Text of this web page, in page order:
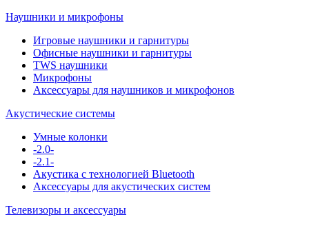
Наушники и микрофоны
Игровые наушники и гарнитуры
Офисные наушники и гарнитуры
TWS наушники
Микрофоны
Аксессуары для наушников и микрофонов
Акустические системы
Умные колонки
-2.0-
-2.1-
Акустика с технологией Bluetooth
Аксессуары для акустических систем
Телевизоры и аксессуары